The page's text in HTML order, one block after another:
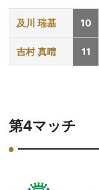
及川 瑞基 10
吉村 真晴 11
第4マッチ